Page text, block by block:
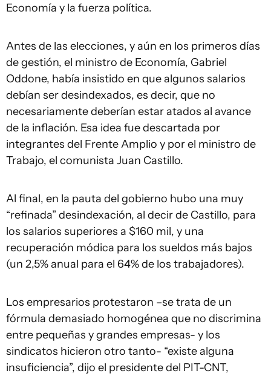
Economía y la fuerza política.
Antes de las elecciones, y aún en los primeros días
de gestión, el ministro de Economía, Gabriel
Oddone, había insistido en que algunos salarios
debían ser desindexados, es decir, que no
necesariamente deberían estar atados al avance
de la inflación. Esa idea fue descartada por
integrantes del Frente Amplio y por el ministro de
Trabajo, el comunista Juan Castillo.
Al final, en la pauta del gobierno hubo una muy
“refinada” desindexación, al decir de Castillo, para
los salarios superiores a $160 mil, y una
recuperación módica para los sueldos más bajos
(un 2,5% anual para el 64% de los trabajadores).
Los empresarios protestaron –se trata de un
fórmula demasiado homogénea que no discrimina
entre pequeñas y grandes empresas- y los
sindicatos hicieron otro tanto- “existe alguna
insuficiencia”, dijo el presidente del PIT-CNT,